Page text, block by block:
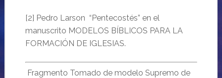
[2] Pedro Larson “Pentecostés” en el
manuscrito MODELOS BÍBLICOS PARA LA
FORMACIÓN DE IGLESIAS.
Fragmento Tomado de modelo Supremo de